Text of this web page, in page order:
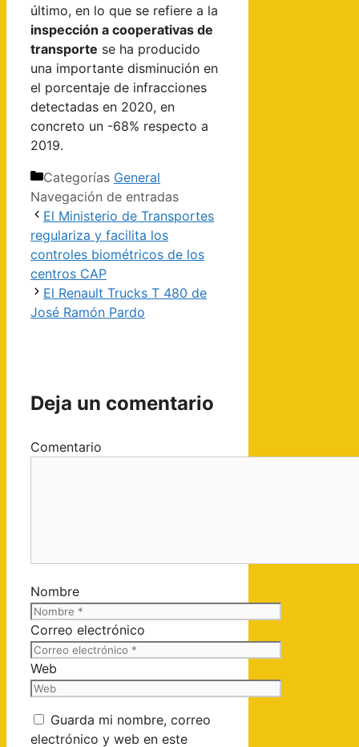
último, en lo que se refiere a la
inspección a cooperativas de
transporte se ha producido
una importante disminución en
el porcentaje de infracciones
detectadas en 2020, en
concreto un -68% respecto a
2019.
Categorías General
Navegación de entradas
El Ministerio de Transportes
regulariza y facilita los
controles biométricos de los
centros CAP
El Renault Trucks T 480 de
José Ramón Pardo
Deja un comentario
Comentario
Nombre
Correo electrónico
Web
Guarda mi nombre, correo
electrónico y web en este